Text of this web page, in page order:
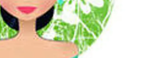
เชียลได้ที่